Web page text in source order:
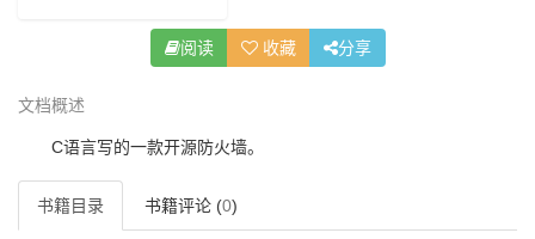
阅读 收藏 分享
文档概述
C语言写的一款开源防火墙。
书籍目录 书籍评论 (0)